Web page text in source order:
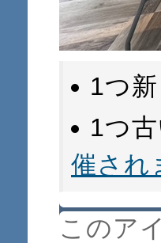
1つ
1つ
催され
このア